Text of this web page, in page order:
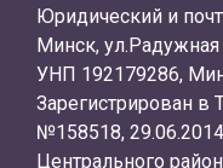
Юридический и
Минск,
УНП 192179286,
Зарегистрирован в
№158518,
Центрального